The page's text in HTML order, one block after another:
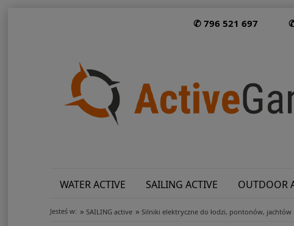
✆ 796 521 697
WATER ACTIVE SAILING ACTIVE OUTDOOR
Jesteś w: » SAILING active » Silniki elektryczne do łodzi, pontonów, jachtów